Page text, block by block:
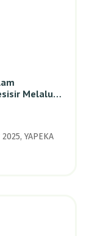
Melalui
YAPEKA